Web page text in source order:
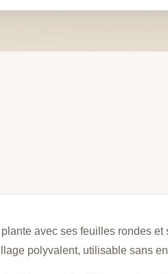
avec ses feuilles rondes et
polyvalent, utilisable sans